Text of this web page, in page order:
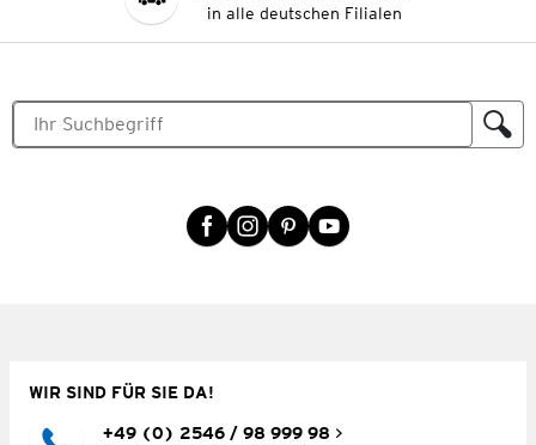
in alle deutschen Filialen
WIR SIND FÜR SIE DA!
+49 (0) 2546 / 98 999 98